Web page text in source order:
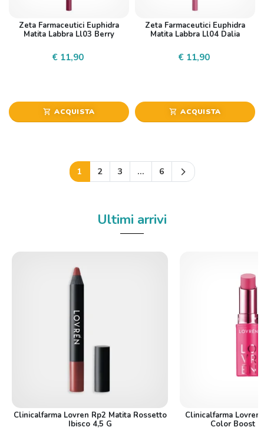
Zeta Farmaceutici Euphidra
Matita Labbra Ll03 Berry
€ 11,90
shopping_cart ACQUISTA
Zeta Farmaceutici Euphidra
Matita Labbra Ll04 Dalia
€ 11,90
shopping_cart ACQUISTA
1 2 3 … 6 arrow_forward_ios Successivo
Ultimi arrivi
Clinicalfarma Lovren Rp2 Matita Rossetto
Ibisco 4,5 G
Clinicalfarma Lovren
Color Boost